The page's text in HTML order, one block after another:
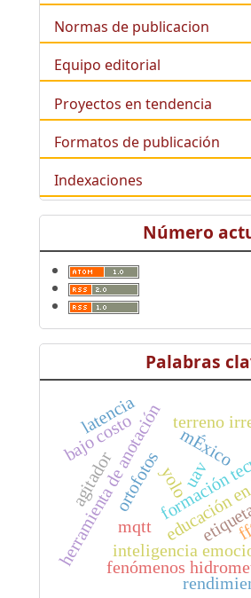
Normas de publicacion
Equipo editorial
Proyectos en tendencia
Formatos de publicación
Indexaciones
Número
Palabras
inteligencia
formación
ortofotos
herramienta de anotaciónyolouav
bajo costo terreno
fenómenos
mÉxico
latencia
agitador
mqtt